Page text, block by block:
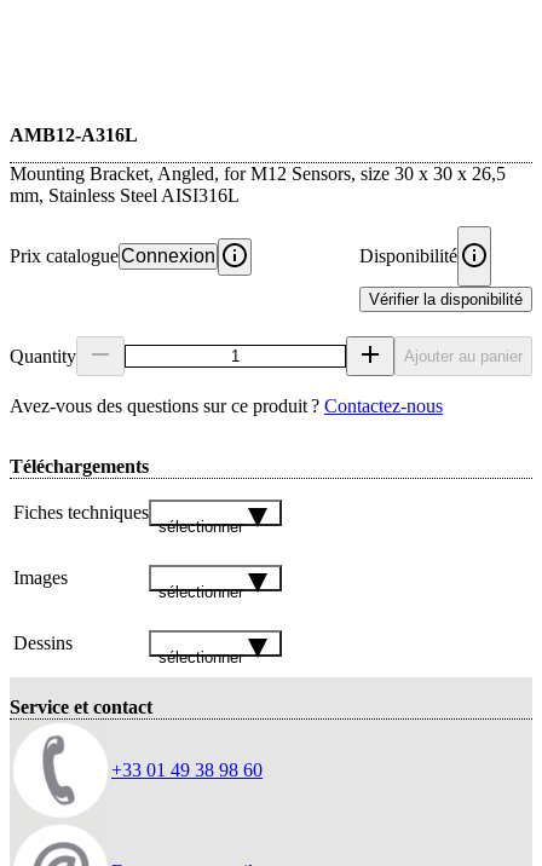
AMB12-A316L
Mounting Bracket, Angled, for M12 Sensors, size 30 x 30 x 26,5
mm, Stainless Steel AISI316L
Prix catalogueConnexion Disponibilité
Vérifier la disponibilité
Quantity Ajouter au panier
Avez‑vous des questions sur ce produit ? Contactez‑nous
Téléchargements
Fiches techniques
sélectionner
Images
sélectionner
Dessins
sélectionner
Service et contact
+33 01 49 38 98 60